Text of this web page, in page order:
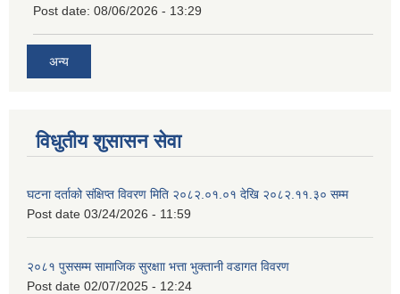
Post date: 08/06/2026 - 13:29
अन्य
विधुतीय शुसासन सेवा
घटना दर्ताको संक्षिप्त विवरण मिति २०८२.०१.०१ देखि २०८२.११.३० सम्म
Post date 03/24/2026 - 11:59
२०८१ पुससम्म सामाजिक सुरक्षाा भत्ता भुक्तानी वडागत विवरण
Post date 02/07/2025 - 12:24